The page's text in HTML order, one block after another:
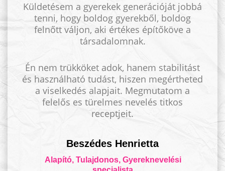
Küldetésem a gyerekek generációját jobbá
tenni, hogy boldog gyerekből, boldog
felnőtt váljon, aki értékes építőköve a
társadalomnak.
Én nem trükköket adok, hanem stabilitást
és használható tudást, hiszen megértheted
a viselkedés alapjait. Megmutatom a
felelős es türelmes nevelés titkos
receptjeit.
Beszédes Henrietta
Alapító, Tulajdonos, Gyereknevelési